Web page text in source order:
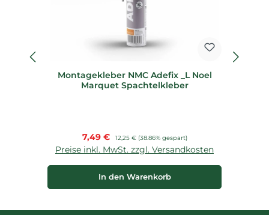
Montagekleber NMC Adefix _L Noel
Marquet Spachtelkleber
Verkaufspreis:
7,49 € Regulärer Preis:
12,25 € (38.86% gespart)
Preise inkl. MwSt. zzgl. Versandkosten
In den Warenkorb